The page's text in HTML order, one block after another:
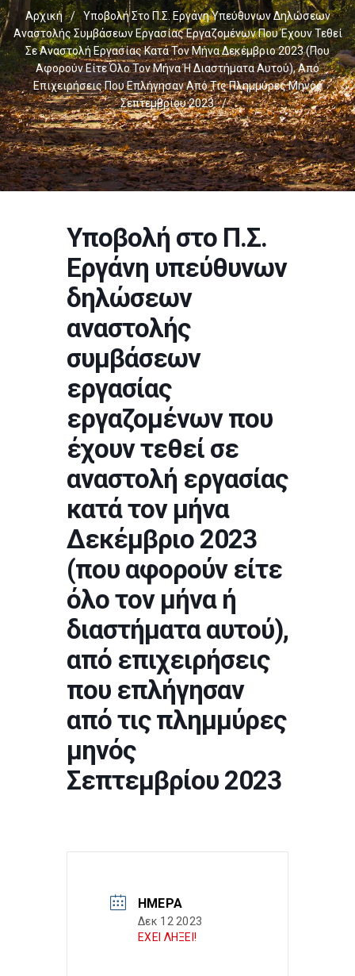
Αρχική /
Υποβολή Στο Π.Σ. Εργάνη Υπεύθυνων Δηλώσεων
Αναστολής Συμβάσεων Εργασίας Εργαζομένων Που Έχουν Τεθεί
Σε Αναστολή Εργασίας Κατά Τον Μήνα Δεκέμβριο 2023 (που
Αφορούν Είτε Όλο Τον Μήνα Ή Διαστήματα Αυτού), Από
Επιχειρήσεις Που Επλήγησαν Από Τις Πλημμύρες Μηνός
Σεπτεμβρίου 2023
/
Υποβολή στο Π.Σ.
Εργάνη υπεύθυνων
δηλώσεων
αναστολής
συμβάσεων
εργασίας
εργαζομένων που
έχουν τεθεί σε
αναστολή εργασίας
κατά τον μήνα
Δεκέμβριο 2023
(που αφορούν είτε
όλο τον μήνα ή
διαστήματα αυτού),
από επιχειρήσεις
που επλήγησαν
από τις πλημμύρες
μηνός
Σεπτεμβρίου 2023
ΗΜΈΡΑ
Δεκ 12 2023
ΕΧΕΙ ΛΗΞΕΙ!